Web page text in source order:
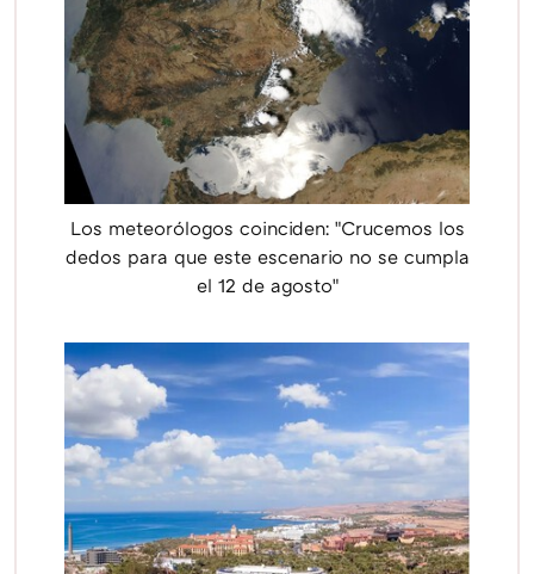
Los meteorólogos coinciden: "Crucemos los
dedos para que este escenario no se cumpla
el 12 de agosto"